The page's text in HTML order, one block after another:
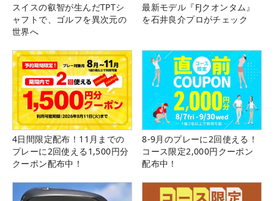
スイスの叡智が生んだTPTシ
ャフトで、ゴルフを異次元の
世界へ
最新モデル『FJクオンタム』
を石井良介プロがチェック
4日間限定配布！11月までの
プレーに2回使える1,500円分
クーポン配布中！
8-9月のプレーに2回使える！
コース限定2,000円クーポン
配布中！